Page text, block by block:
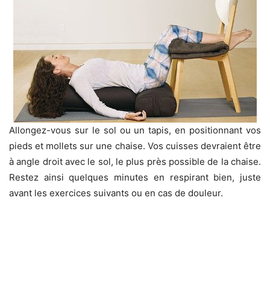
Allongez-vous sur le sol ou un tapis, en positionnant vos
pieds et mollets sur une chaise. Vos cuisses devraient être
à angle droit avec le sol, le plus près possible de la chaise.
Restez ainsi quelques minutes en respirant bien, juste
avant les exercices suivants ou en cas de douleur.